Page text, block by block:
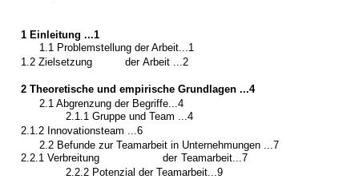
1 Einleitung ...1
1.1 Problemstellung der Arbeit...1
1.2 Zielsetzung
der Arbeit ...2
2 Theoretische und empirische Grundlagen ...4
2.1 Abgrenzung der Begriffe...4
2.1.1 Gruppe und Team ...4
2.1.2 Innovationsteam ...6
2.2 Befunde zur Teamarbeit in Unternehmungen ...7
2.2.1 Verbreitung
der Teamarbeit...7
2.2.2 Potenzial der Teamarbeit...9